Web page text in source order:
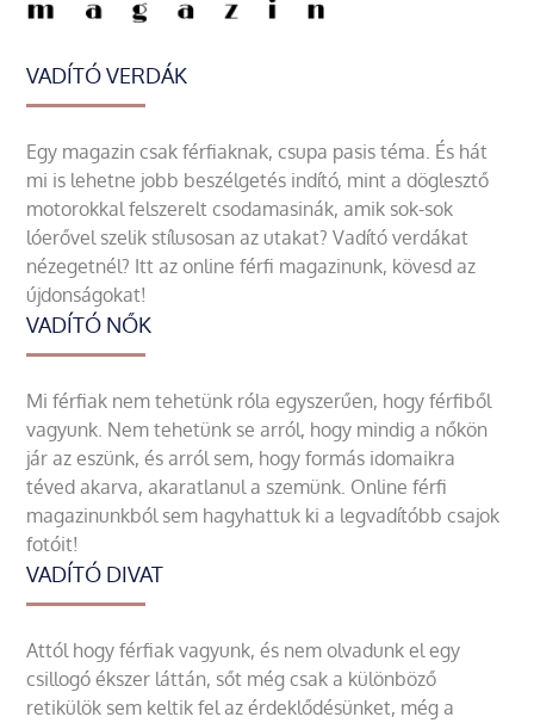
VADÍTÓ VERDÁK
Egy magazin csak férfiaknak, csupa pasis téma. És hát
mi is lehetne jobb beszélgetés indító, mint a döglesztő
motorokkal felszerelt csodamasinák, amik sok-sok
lóerővel szelik stílusosan az utakat? Vadító verdákat
nézegetnél? Itt az online férfi magazinunk, kövesd az
újdonságokat!
VADÍTÓ NŐK
Mi férfiak nem tehetünk róla egyszerűen, hogy férfiből
vagyunk. Nem tehetünk se arról, hogy mindig a nőkön
jár az eszünk, és arról sem, hogy formás idomaikra
téved akarva, akaratlanul a szemünk. Online férfi
magazinunkból sem hagyhattuk ki a legvadítóbb csajok
fotóit!
VADÍTÓ DIVAT
Attól hogy férfiak vagyunk, és nem olvadunk el egy
csillogó ékszer láttán, sőt még csak a különböző
retikülök sem keltik fel az érdeklődésünket, még a